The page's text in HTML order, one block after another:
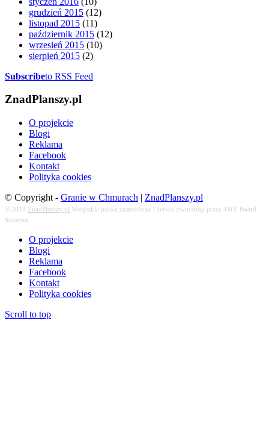
grudzień 2015 (12)
listopad 2015 (11)
październik 2015 (12)
wrzesień 2015 (10)
sierpień 2015 (2)
Subscribeto RSS Feed
ZnadPlanszy.pl
O projekcie
Blogi
Reklama
Facebook
Kontakt
Polityka cookies
© Copyright - Granie w Chmurach | ZnadPlanszy.pl
© 2013 ZnadPlanszy.pl Wszystkie prawa zastrzeżone | Serwis stworzony przez T&Y Board
Solution
O projekcie
Blogi
Reklama
Facebook
Kontakt
Polityka cookies
Scroll to top